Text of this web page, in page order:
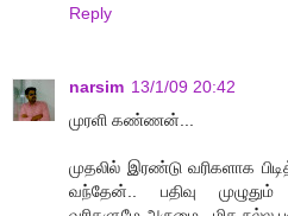
Reply
narsim 13/1/09 20:42
முரளி கண்ணன்...
முதலில் இரண்டு வரிகளாக
வந்தேன்.. பதிவு முழுதும்